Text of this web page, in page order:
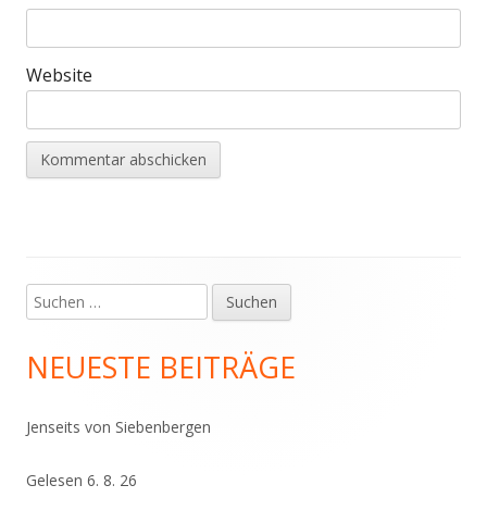
Website
Haupt-
Seitenleiste
Suchen
nach:
NEUESTE BEITRÄGE
Jenseits von Siebenbergen
Gelesen 6. 8. 26